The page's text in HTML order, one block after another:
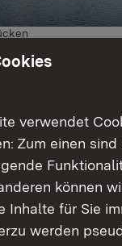
zur
und mögliche
Tisch im
verwendet
Zum einen
können
Inhalte für Sie
werden